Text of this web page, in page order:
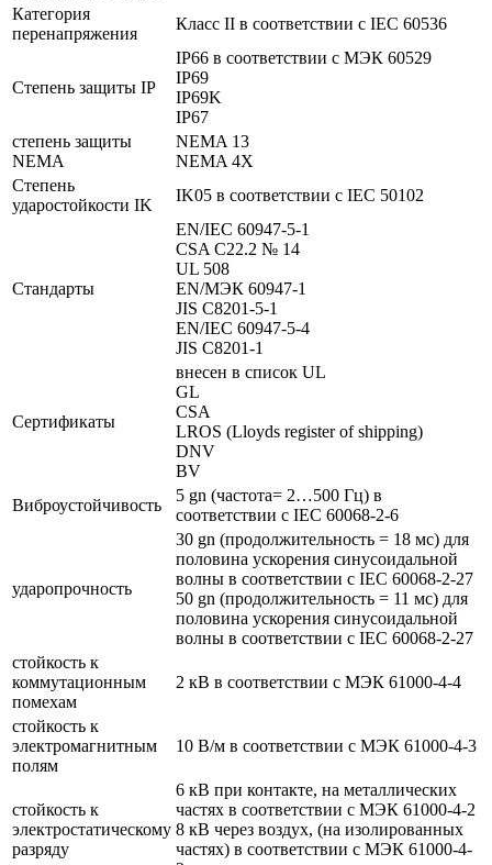
Категория
перенапряжения
Класс II в соответствии с IEC 60536
Степень защиты IP
IP66 в соответствии с МЭК 60529
IP69
IP69K
IP67
степень защиты
NEMA
NEMA 13
NEMA 4X
Степень
ударостойкости IK
IK05 в соответствии с IEC 50102
Стандарты
EN/IEC 60947-5-1
CSA C22.2 № 14
UL 508
EN/МЭК 60947-1
JIS C8201-5-1
EN/IEC 60947-5-4
JIS C8201-1
Сертификаты
внесен в список UL
GL
CSA
LROS (Lloyds register of shipping)
DNV
BV
Виброустойчивость
5 gn (частота= 2…500 Гц) в
соответствии с IEC 60068-2-6
ударопрочность
30 gn (продолжительность = 18 мс) для
половина ускорения синусоидальной
волны в соответствии с IEC 60068-2-27
50 gn (продолжительность = 11 мс) для
половина ускорения синусоидальной
волны в соответствии с IEC 60068-2-27
стойкость к
коммутационным
помехам
2 кВ в соответствии с МЭК 61000-4-4
стойкость к
электромагнитным
полям
10 В/м в соответствии с МЭК 61000-4-3
стойкость к
электростатическому
разряду
6 кВ при контакте, на металлических
частях в соответствии с МЭК 61000-4-2
8 кВ через воздух, (на изолированных
частях) в соответствии с МЭК 61000-4-